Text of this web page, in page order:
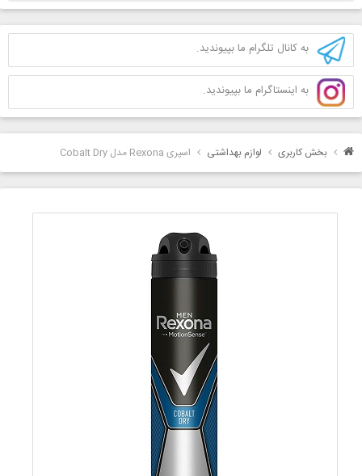
به کانال تلگرام ما بپیوندید.
به اینستاگرام ما بپیوندید.
بخش کاربری لوازم بهداشتی اسپری Rexona مدل Cobalt Dry